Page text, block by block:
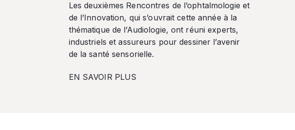
Les deuxièmes Rencontres de l’ophtalmologie et
de l’Innovation, qui s’ouvrait cette année à la
thématique de l’Audiologie, ont réuni experts,
industriels et assureurs pour dessiner l’avenir
de la santé sensorielle.
EN SAVOIR PLUS